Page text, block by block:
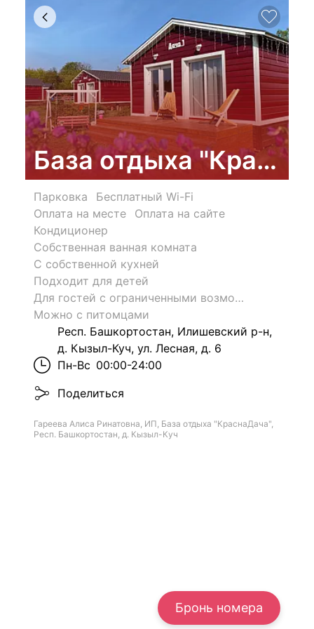
База отдыха
Парковка
Бесплатный Wi-Fi
Оплата на месте
Оплата на сайте
Кондиционер
Собственная ванная комната
С собственной кухней
Подходит для детей
Для гостей с ограниченными возможностями
Можно с питомцами
Респ. Башкортостан, Илишевский р-н,
д. Кызыл-Куч, ул. Лесная, д. 6
Пн-Вс 00:00-24:00
Поделиться
Гареева Алиса Ринатовна, ИП, База отдыха "КраснаДача",
Респ. Башкортостан, д. Кызыл-Куч
Бронь номера